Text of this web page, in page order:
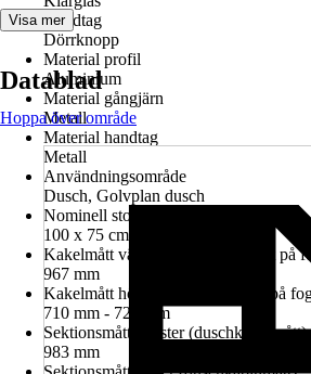
Handtag
Dörrknopp
Material profil
Aluminium
Material gångjärn
Metall
Material handtag
Metall
Användningsområde
Dusch, Golvplan dusch
Nominell storlek i cm
100 x 75 cm
Kakelmått vänster (glasrutans mitt på
967 mm
Kakelmått höger (glasrutans mitt på
710 mm - 724 mm
Sektionsmått vänster (duschkabinmått)
983 mm
Visa mer
Datablad
Hoppa över område